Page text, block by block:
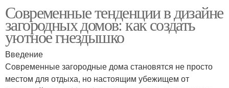
Современные тенденции в дизайне
загородных домов: как создать
уютное гнездышко
Введение
Современные загородные дома становятся не просто
местом для отдыха, но настоящим убежищем от